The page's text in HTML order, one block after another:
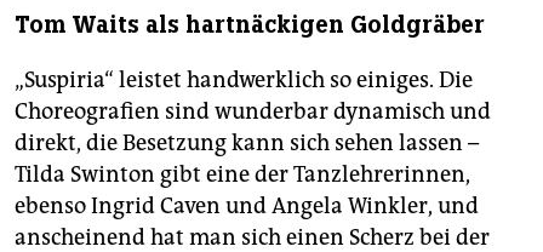
Tom Waits als hartnäckigen Goldgräber
„Suspiria“ leistet handwerklich so einiges. Die
Choreografien sind wunderbar dynamisch und
direkt, die Besetzung kann sich sehen lassen –
Tilda Swinton gibt eine der Tanzlehrerinnen,
ebenso Ingrid Caven und Angela Winkler, und
anscheinend hat man sich einen Scherz bei der